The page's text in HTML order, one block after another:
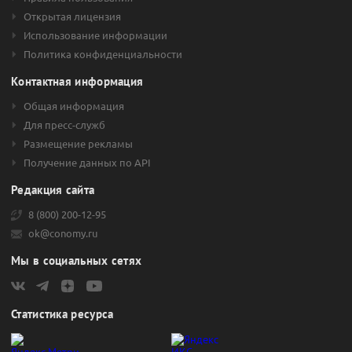
(простые) и «TGKBP» (привилегированные). Дополнительные
денежные средства ПАО «ТГК-2» активно привлекает за счет
облигаций.
Открытая лицензия
Использование информации
Политика конфиденциальности
Контактная информация
Общая информация
Для пресс-служб
Размещение рекламы
Получение данных по API
Редакция сайта
8 (800) 200-12-95
ok@conomy.ru
Мы в социальных сетях
Статистика ресурса